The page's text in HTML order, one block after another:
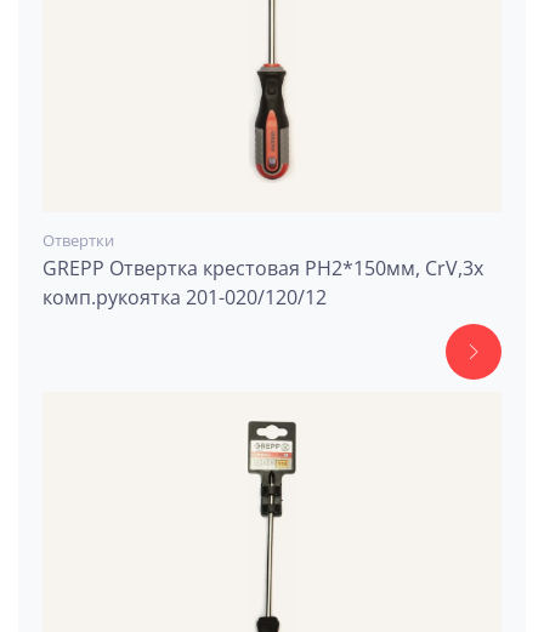
Отвертки
GREPP Отвертка крестовая PH2*150мм, CrV,3х
комп.рукоятка 201-020/120/12